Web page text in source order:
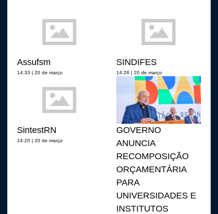
Assufsm
14:33 | 20 de março
SINDIFES
14:26 | 20 de março
SintestRN
14:20 | 20 de março
GOVERNO
ANUNCIA
RECOMPOSIÇÃO
ORÇAMENTÁRIA
PARA
UNIVERSIDADES E
INSTITUTOS